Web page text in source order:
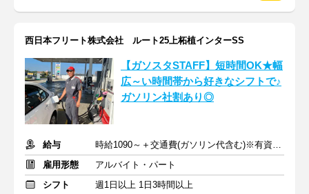
西日本フリート株式会社 ルート25上柘植インターSS
【ガソスタSTAFF】短時間OK★幅
広～い時間帯から好きなシフトで♪
ガソリン社割あり◎
給与
時給1090～＋交通費(ガソリン代含む)※有資格者は時給UP
雇用形態
アルバイト・パート
シフト
週1日以上 1日3時間以上